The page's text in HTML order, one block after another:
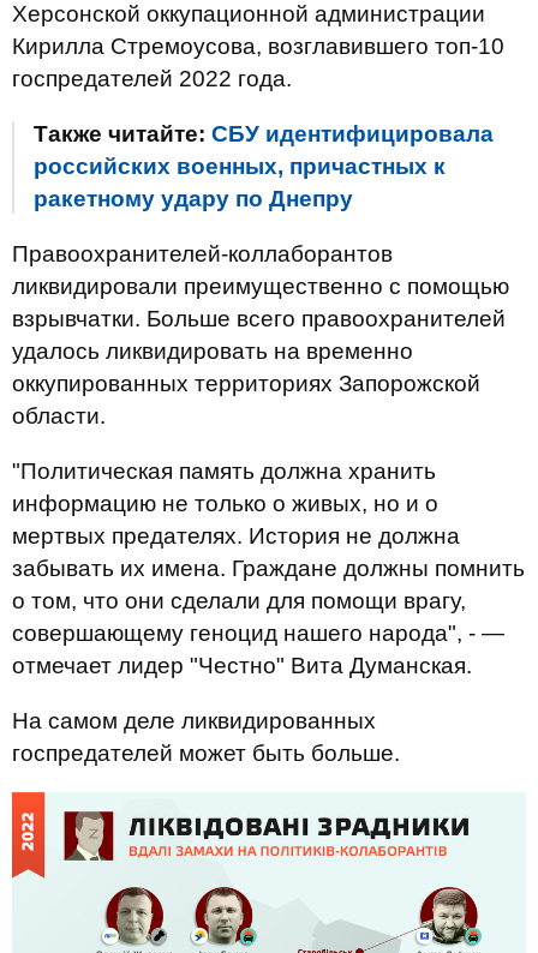
Херсонской оккупационной администрации
Кирилла Стремоусова, возглавившего топ-10
госпредателей 2022 года.
Также читайте: СБУ идентифицировала
российских военных, причастных к
ракетному удару по Днепру
Правоохранителей-коллаборантов
ликвидировали преимущественно с помощью
взрывчатки. Больше всего правоохранителей
удалось ликвидировать на временно
оккупированных территориях Запорожской
области.
"Политическая память должна хранить
информацию не только о живых, но и о
мертвых предателях. История не должна
забывать их имена. Граждане должны помнить
о том, что они сделали для помощи врагу,
совершающему геноцид нашего народа", - —
отмечает лидер "Честно" Вита Думанская.
На самом деле ликвидированных
госпредателей может быть больше.